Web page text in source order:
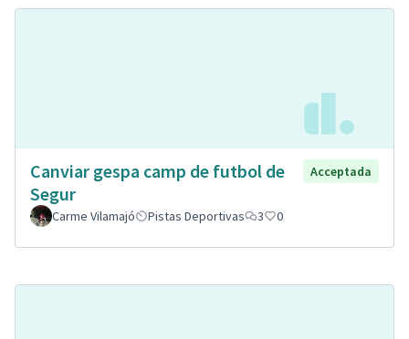
Canviar gespa camp de futbol de
Segur
Acceptada
Carme Vilamajó Pistas Deportivas 3 0